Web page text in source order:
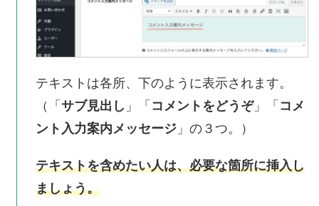
テキストは各所、下のように表示されます。
（「サブ見出し 」「コメントをどうぞ」「コメ
ント入力案内メッセージ 」の３つ。）
テキストを含めたい人は、必要な箇所に挿入し
ましょう。